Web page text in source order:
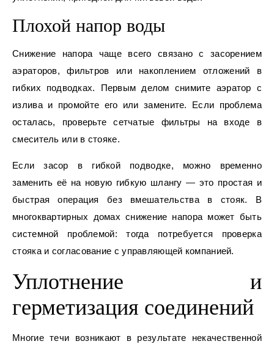
Плохой напор воды
Снижение напора чаще всего связано с засорением
аэраторов, фильтров или накоплением отложений в
гибких подводках. Первым делом снимите аэратор с
излива и промойте его или замените. Если проблема
осталась, проверьте сетчатые фильтры на входе в
смеситель или в стояке.
Если засор в гибкой подводке, можно временно
заменить её на новую гибкую шлангу — это простая и
быстрая операция без вмешательства в стояк. В
многоквартирных домах снижение напора может быть
системной проблемой: тогда потребуется проверка
стояка и согласование с управляющей компанией.
Уплотнение и
герметизация соединений
Многие течи возникают в результате некачественной